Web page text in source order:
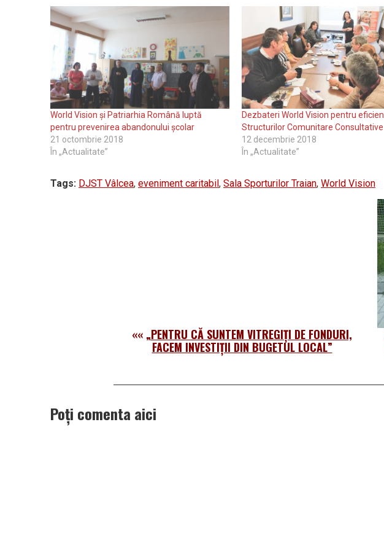
World Vision și Patriarhia Română luptă
pentru prevenirea abandonului școlar
21 octombrie 2018
În „Actualitate”
Dezbateri World Vision pentru
Structurilor Comunitare Consultative
12 decembrie 2018
În „Actualitate”
Tags: DJST Vâlcea, eveniment caritabil, Sala Sporturilor Traian, World Vision
«« „PENTRU CĂ SUNTEM VITREGIŢI DE FONDURI,
FACEM INVESTIŢII DIN BUGETUL LOCAL”
Poți comenta aici